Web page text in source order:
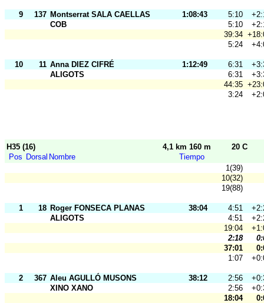
9 137 Montserrat SALA CAELLAS 1:08:43 5:10
COB
5:10
39:34
5:24
10 11 Anna DIEZ CIFRÉ 1:12:49 6:31
ALIGOTS
6:31
44:35
3:24
H35 (16) 4,1 km 160 m
20 C
Pos Dorsal Nombre
Tiempo
1(39)
10(32)
19(88)
1 18 Roger FONSECA PLANAS 38:04 4:51
ALIGOTS
4:51
19:04
2:18
37:01
1:07
2 367 Aleu AGULLÓ MUSONS 38:12 2:56
XINO XANO
2:56
18:04